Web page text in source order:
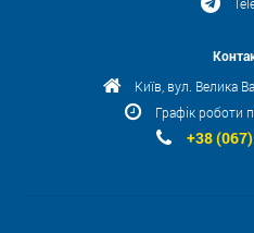
Київ, вул. Велика
Графік роботи
+38